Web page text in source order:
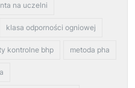
na uczelni
klasa odporności ogniowej
kontrolne bhp metoda pha